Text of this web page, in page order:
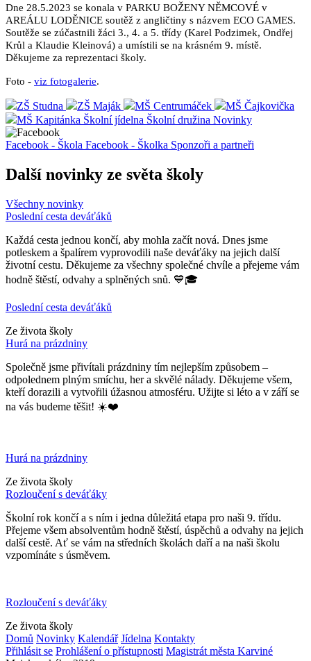
Dne 28.5.2023 se konala v PARKU BOŽENY NĚMCOVÉ v
AREÁLU LODĚNICE soutěž z angličtiny s názvem ECO GAMES.
Soutěže se zúčastnili žáci 3., 4. a 5. třídy (Karel Podzimek, Ondřej
Krůl a Klaudie Kleinová) a umístili se na krásném 9. místě.
Děkujeme za reprezentaci školy.
Foto - viz fotogalerie.
ZŠ Studna ZŠ Maják MŠ Centrumáček
MŠ Čajkovička
MŠ Kapitánka Školní jídelna Školní družina Novinky
Facebook - Škola Facebook - Školka Sponzoři a partneři
Další novinky ze světa školy
Všechny novinky
Poslední cesta deváťáků
Každá cesta jednou končí, aby mohla začít nová. Dnes jsme
potleskem a špalírem vyprovodili naše deváťáky na jejich další
životní cestu. Děkujeme za všechny společné chvíle a přejeme vám
hodně štěstí, odvahy a splněných snů. 💙🎓
Poslední cesta deváťáků
Ze života školy
Hurá na prázdniny
Společně jsme přivítali prázdniny tím nejlepším způsobem –
odpolednem plným smíchu, her a skvělé nálady. Děkujeme všem,
kteří dorazili a vytvořili úžasnou atmosféru. Užijte si léto a v září se
na vás budeme těšit! ☀️❤️
Hurá na prázdniny
Ze života školy
Rozloučení s deváťáky
Školní rok končí a s ním i jedna důležitá etapa pro naši 9. třídu.
Přejeme všem absolventům hodně štěstí, úspěchů a odvahy na jejich
další cestě. Ať se vám na středních školách daří a na naši školu
vzpomínáte s úsměvem.
Rozloučení s deváťáky
Ze života školy
Domů Novinky Kalendář Jídelna Kontakty
Přihlásit se Prohlášení o přístupnosti Magistrát města Karviné